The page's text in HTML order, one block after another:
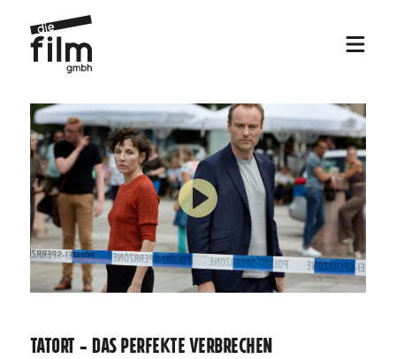
TATORT - DAS PERFEKTE VERBRECHEN